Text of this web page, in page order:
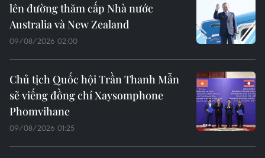
lên đường thăm cấp Nhà nước
Australia và New Zealand
09/08/2026 02:00
Chủ tịch Quốc hội Trần Thanh Mẫn
sẽ viếng đồng chí Xaysomphone
Phomvihane
09/08/2026 01:25